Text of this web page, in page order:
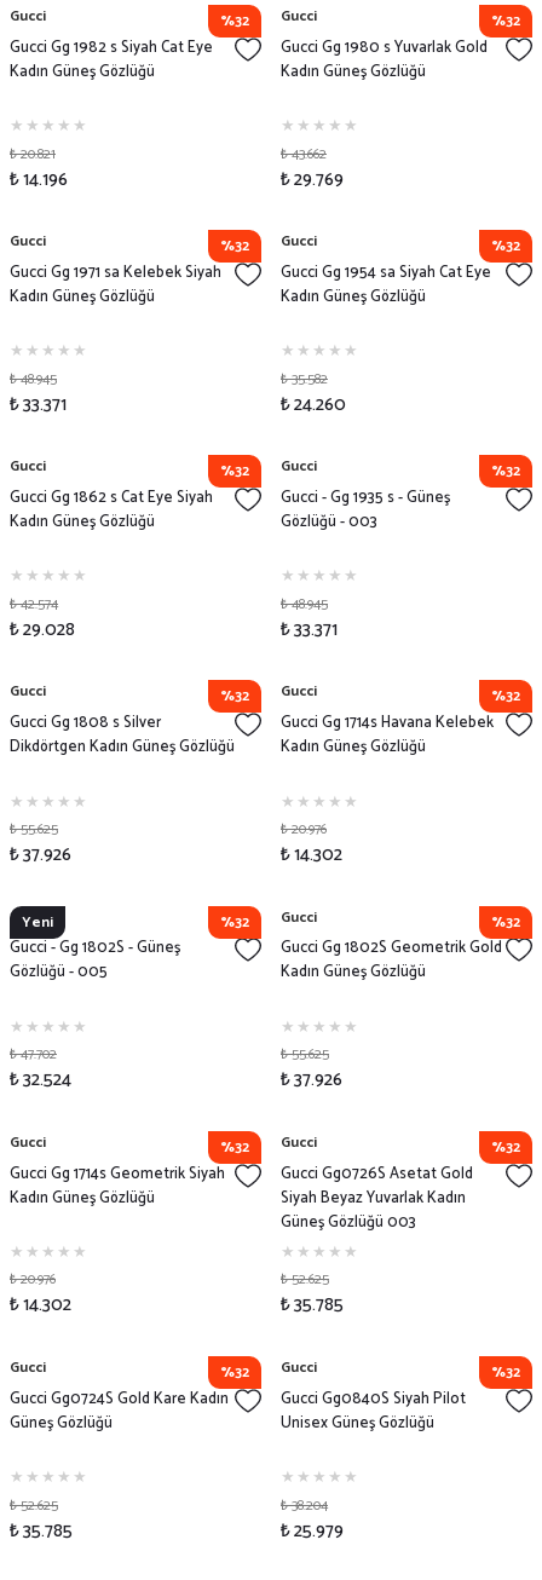
%32
Gucci
Gucci Gg 1982 s Siyah Cat Eye
Kadın Güneş Gözlüğü
₺ 20.821
₺ 14.196
%32
Gucci
Gucci Gg 1980 s Yuvarlak Gold
Kadın Güneş Gözlüğü
₺ 43.662
₺ 29.769
%32
Gucci
Gucci Gg 1971 sa Kelebek Siyah
Kadın Güneş Gözlüğü
₺ 48.945
₺ 33.371
%32
Gucci
Gucci Gg 1954 sa Siyah Cat Eye
Kadın Güneş Gözlüğü
₺ 35.582
₺ 24.260
%32
Gucci
Gucci Gg 1862 s Cat Eye Siyah
Kadın Güneş Gözlüğü
₺ 42.574
₺ 29.028
%32
Gucci
Gucci - Gg 1935 s - Güneş
Gözlüğü - 003
₺ 48.945
₺ 33.371
%32
Gucci
Gucci Gg 1808 s Silver
Dikdörtgen Kadın Güneş Gözlüğü
₺ 55.625
₺ 37.926
%32
Gucci
Gucci Gg 1714s Havana Kelebek
Kadın Güneş Gözlüğü
₺ 20.976
₺ 14.302
Yeni %32
Gucci
Gucci - Gg 1802S - Güneş
Gözlüğü - 005
₺ 47.702
₺ 32.524
%32
Gucci
Gucci Gg 1802S Geometrik Gold
Kadın Güneş Gözlüğü
₺ 55.625
₺ 37.926
%32
Gucci
Gucci Gg 1714s Geometrik Siyah
Kadın Güneş Gözlüğü
₺ 20.976
₺ 14.302
%32
Gucci
Gucci Gg0726S Asetat Gold
Siyah Beyaz Yuvarlak Kadın
Güneş Gözlüğü 003
₺ 52.625
₺ 35.785
%32
Gucci
Gucci Gg0724S Gold Kare Kadın
Güneş Gözlüğü
₺ 52.625
₺ 35.785
%32
Gucci
Gucci Gg0840S Siyah Pilot
Unisex Güneş Gözlüğü
₺ 38.204
₺ 25.979